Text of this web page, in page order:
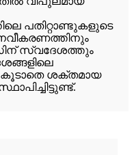
പതിറ്റാണ്ടുകളുടെ
സ്വദേശത്തും
കൂടാതെ ശക്തമായ